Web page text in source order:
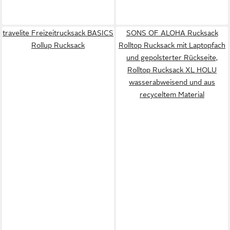
travelite Freizeitrucksack BASICS
Rollup Rucksack
SONS OF ALOHA Rucksack
Rolltop Rucksack mit Laptopfach
und gepolsterter Rückseite,
Rolltop Rucksack XL HOLU
wasserabweisend und aus
recyceltem Material